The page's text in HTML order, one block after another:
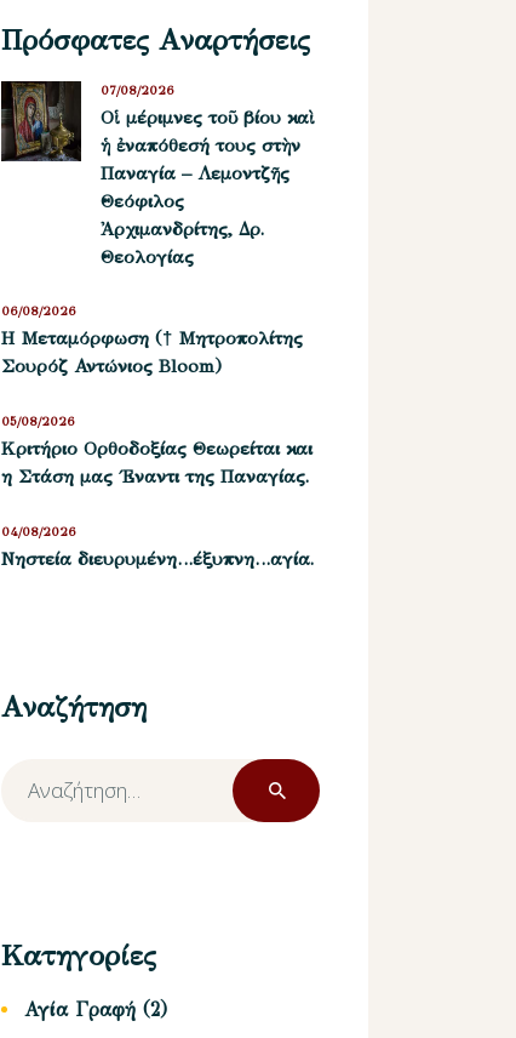
Πρόσφατες Αναρτήσεις
Οἱ μέριμνες τοῦ βίου καὶ
ἡ ἐναπόθεσή τους στὴν
Παναγία – Λεμοντζῆς
Θεόφιλος
Ἀρχιμανδρίτης, Δρ.
Θεολογίας
07/08/2026
Η Μεταμόρφωση († Μητροπολίτης
Σουρόζ Αντώνιος Bloom)
06/08/2026
Kριτήριο Oρθοδοξίας Θεωρείται και
η Στάση μας ΄Εναντι της Παναγίας.
05/08/2026
Νηστεία διευρυμένη…έξυπνη…αγία.
04/08/2026
Αναζήτηση
Αναζήτηση
για:
Κατηγορίες
Αγία Γραφή (2)